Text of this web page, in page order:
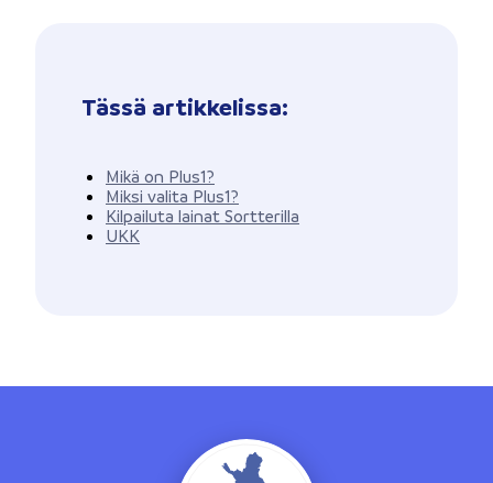
Tässä artikkelissa:
Mikä on Plus1?
Miksi valita Plus1?
Kilpailuta lainat Sortterilla
UKK